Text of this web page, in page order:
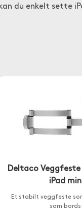
du enkelt sette
Deltaco
iPad
Et stabilt veggfeste
som